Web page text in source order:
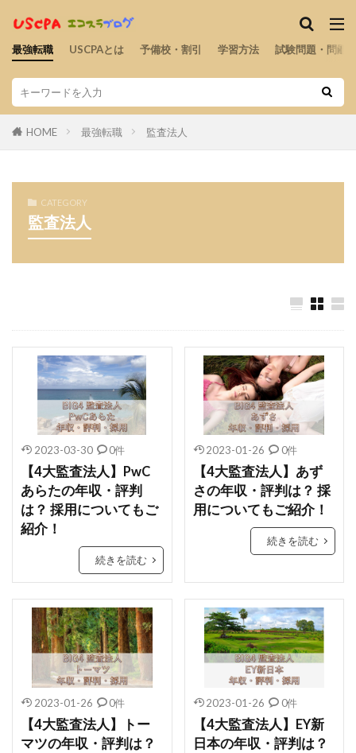
最強転職 USCPAとは 予備校・割引 学習方法 試験問題・問題
HOME 最強転職 監査法人
CATEGORY
監査法人
2023-03-30 0件
【4大監査法人】PwC
あらたの年収・評判
は？ 採用についてもご
紹介！
続きを読む
2023-01-26 0件
【4大監査法人】あず
さの年収・評判は？ 採
用についてもご紹介！
続きを読む
2023-01-26 0件
【4大監査法人】トー
マツの年収・評判は？
2023-01-26 0件
【4大監査法人】EY新
日本の年収・評判は？